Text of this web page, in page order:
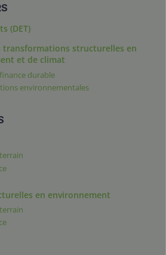
(DET)
transformations structurelles en
et de climat
durable
environnementales
en environnement